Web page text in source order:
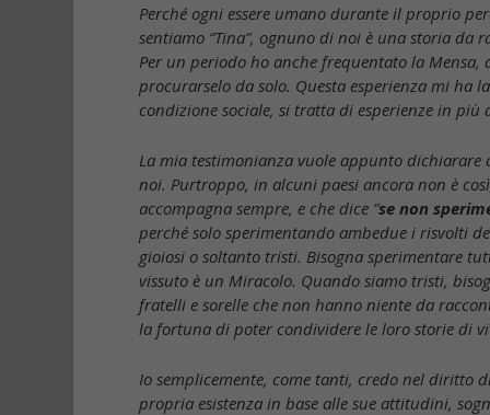
Perché ogni essere umano durante il proprio
sentiamo “Tina”, ognuno di noi è una storia da
Per un periodo ho anche frequentato la
procurarselo da solo. Questa esperienza mi ha
condizione sociale, si tratta di esperienze in
La mia testimonianza vuole appunto dichiarare
noi. Purtroppo, in alcuni paesi ancora non è
accompagna sempre, e che dice ”se non
perché solo sperimentando ambedue i risvolti
gioiosi o soltanto tristi. Bisogna sperimentare
vissuto è un Miracolo. Quando siamo tristi,
fratelli e sorelle che non hanno niente da
la fortuna di poter condividere le loro storie di
Io semplicemente, come tanti, credo nel diritto
propria esistenza in base alle sue attitudini,